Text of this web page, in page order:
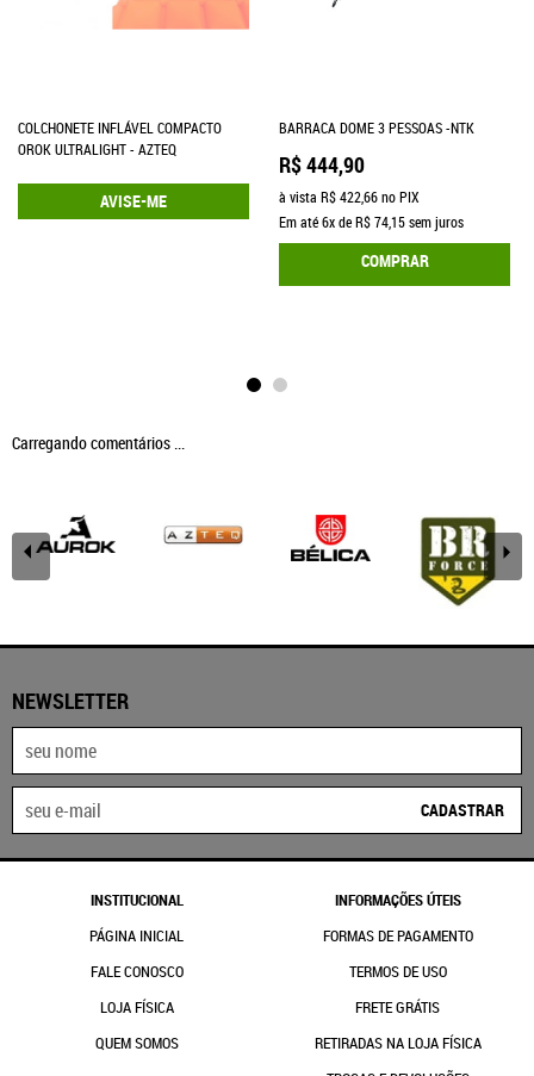
COLCHONETE INFLÁVEL COMPACTO
OROK ULTRALIGHT - AZTEQ
AVISE-ME
BARRACA DOME 3 PESSOAS -NTK
R$ 444,90
à vista R$ 422,66no PIX
Em até6xdeR$ 74,15sem juros
COMPRAR
Carregando comentários ...
NEWSLETTER
CADASTRAR
INSTITUCIONAL
PÁGINA INICIAL
FALE CONOSCO
LOJA FÍSICA
QUEM SOMOS
INFORMAÇÕES ÚTEIS
FORMAS DE PAGAMENTO
TERMOS DE USO
FRETE GRÁTIS
RETIRADAS NA LOJA FÍSICA